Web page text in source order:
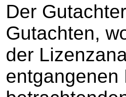
Der
Gutachten,
der
entgangenen